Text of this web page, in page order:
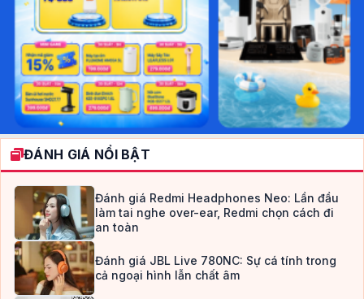
ĐÁNH GIÁ NỔI BẬT
Đánh giá Redmi Headphones Neo: Lần đầu
làm tai nghe over-ear, Redmi chọn cách đi
an toàn
Đánh giá JBL Live 780NC: Sự cá tính trong
cả ngoại hình lẫn chất âm